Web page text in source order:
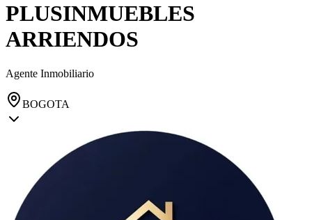
PLUSINMUEBLES
ARRIENDOS
Agente Inmobiliario
BOGOTA